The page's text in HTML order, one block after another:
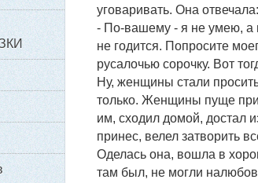
уговаривать. Она отвечала:
- По-вашему - я не умею, а
не годится. Попросите
русалочью сорочку. Вот
Ну, женщины стали
только. Женщины пуще
им, сходил домой, достал
принес, велел затворить
Оделась она, вошла в
там был, не могли